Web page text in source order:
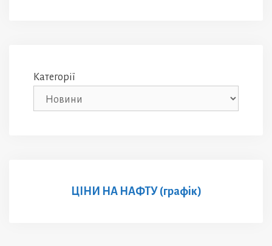
Категорії
ЦІНИ НА НАФТУ (графік)